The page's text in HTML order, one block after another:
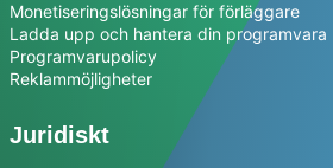
Monetiseringslösningar för förläggare
Ladda upp och hantera din programvara
Programvarupolicy
Reklammöjligheter
Juridiskt